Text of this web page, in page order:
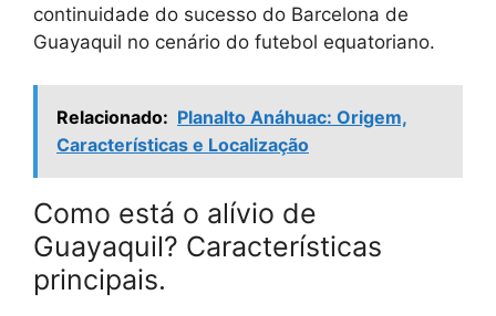
continuidade do sucesso do Barcelona de
Guayaquil no cenário do futebol equatoriano.
Relacionado: Planalto Anáhuac: Origem,
Características e Localização
Como está o alívio de
Guayaquil? Características
principais.